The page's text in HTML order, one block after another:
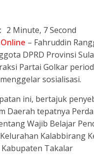
2 Minute, 7 Second
– Fahruddin
DPRD Provinsi
Partai Golkar
sosialisasi.
ini, bertajuk
Daerah tepatnya
Wajib Belajar
Kalabbirang
Takalar